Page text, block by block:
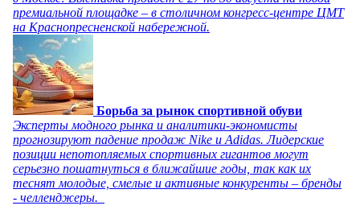
премиальной площадке – в столичном конгресс-центре ЦМТ
на Краснопресненской набережной.
Борьба за рынок спортивной обуви
Эксперты модного рынка и аналитики-экономисты
прогнозируют падение продаж Nike и Adidas. Лидерские
позиции непотопляемых спортивных гигантов могут
серьезно пошатнуться в ближайшие годы, так как их
теснят молодые, смелые и активные конкуренты – бренды
- челленджеры.